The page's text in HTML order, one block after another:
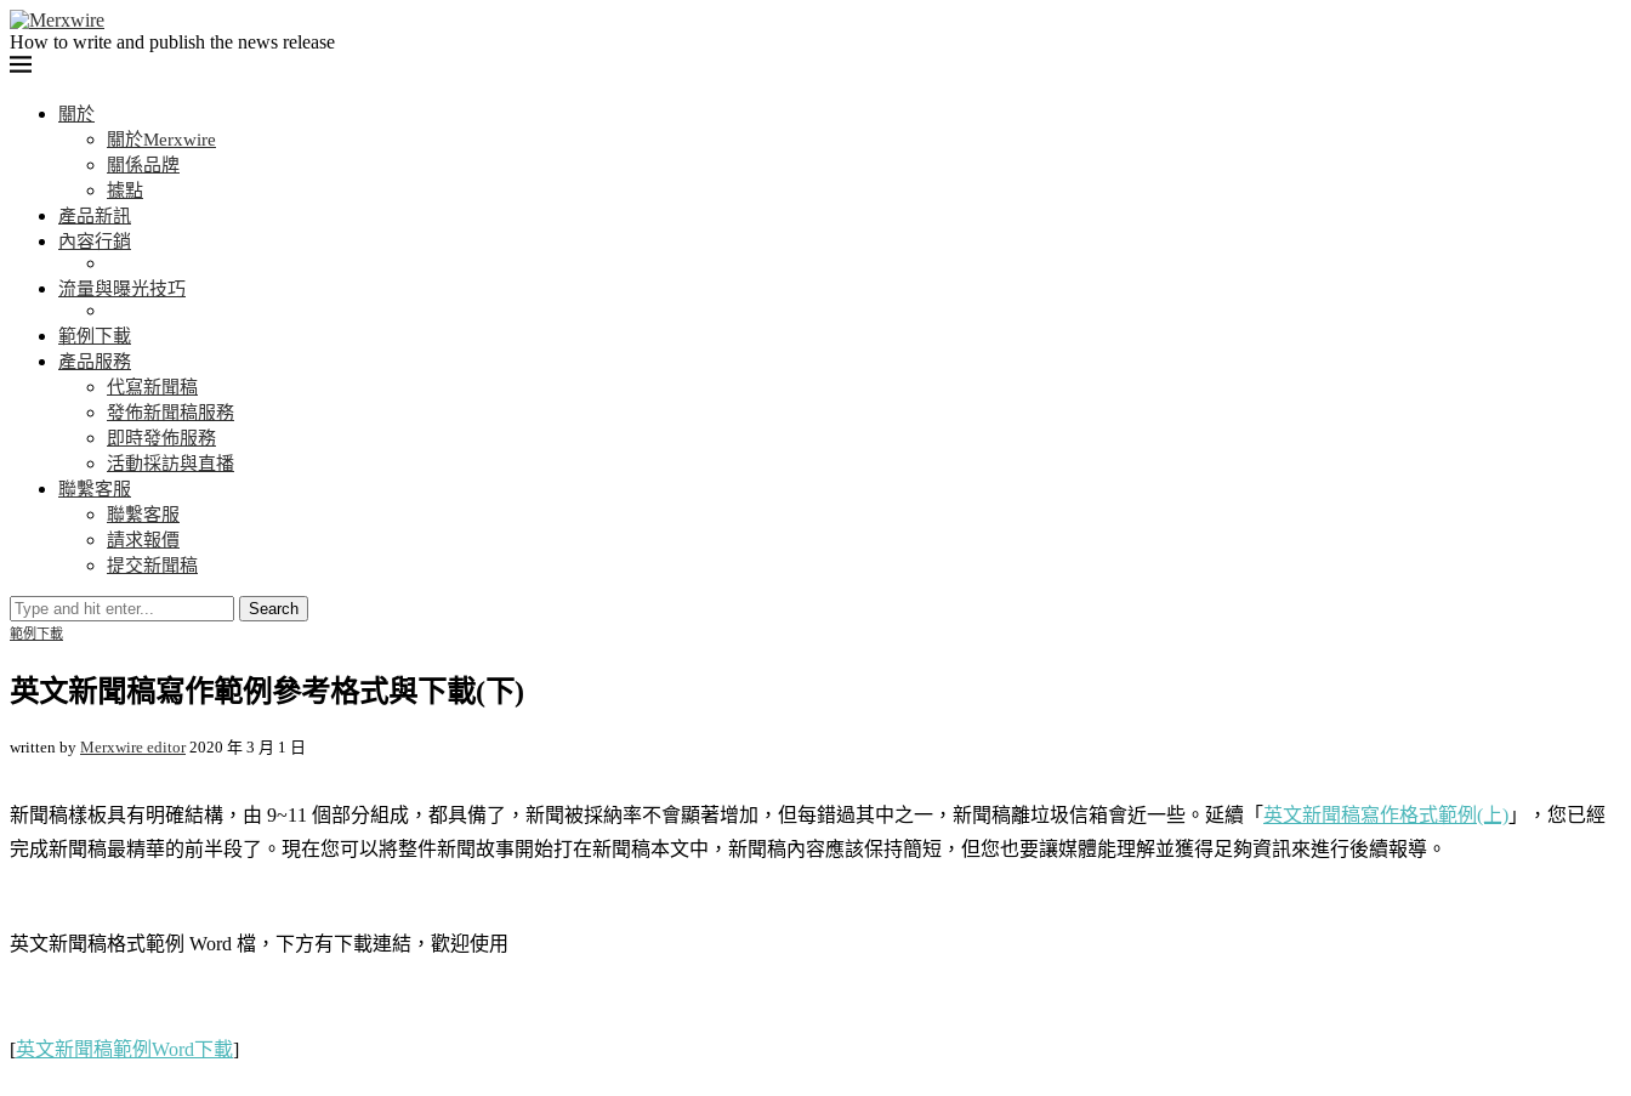
How to write and publish the news release
關於
關於Merxwire
關係品牌
據點
產品新訊
內容行銷
流量與曝光技巧
範例下載
產品服務
代寫新聞稿
發佈新聞稿服務
即時發佈服務
活動採訪與直播
聯繫客服
聯繫客服
請求報價
提交新聞稿
Search
範例下載
英文新聞稿寫作範例參考格式與下載(下)
written by Merxwire editor 2020 年 3 月 1 日
新聞稿樣板具有明確結構，由 9~11 個部分組成，都具備了，新聞被採納率不會顯著增加，但每錯過其中之一，新聞稿離垃圾信箱會近一些。延續「 英文新聞稿寫作格式範例(上) 」，您已經
完成新聞稿最精華的前半段了。現在您可以將整件新聞故事開始打在新聞稿本文中，新聞稿內容應該保持簡短，但您也要讓媒體能理解並獲得足夠資訊來進行後續報導。
英文新聞稿格式範例 Word 檔，下方有下載連結，歡迎使用
[英文新聞稿範例Word下載]